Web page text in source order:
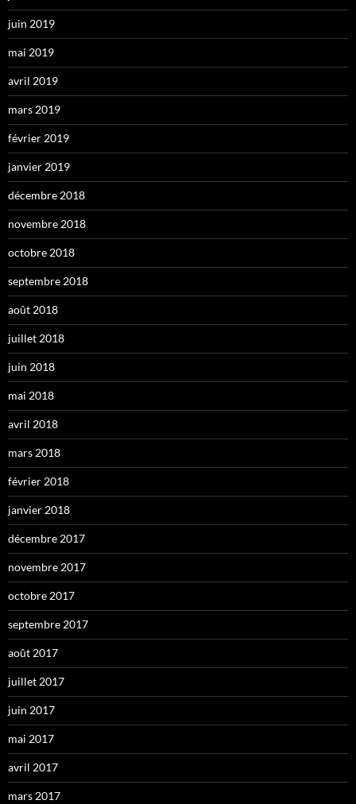
juin 2019
mai 2019
avril 2019
mars 2019
février 2019
janvier 2019
décembre 2018
novembre 2018
octobre 2018
septembre 2018
août 2018
juillet 2018
juin 2018
mai 2018
avril 2018
mars 2018
février 2018
janvier 2018
décembre 2017
novembre 2017
octobre 2017
septembre 2017
août 2017
juillet 2017
juin 2017
mai 2017
avril 2017
mars 2017